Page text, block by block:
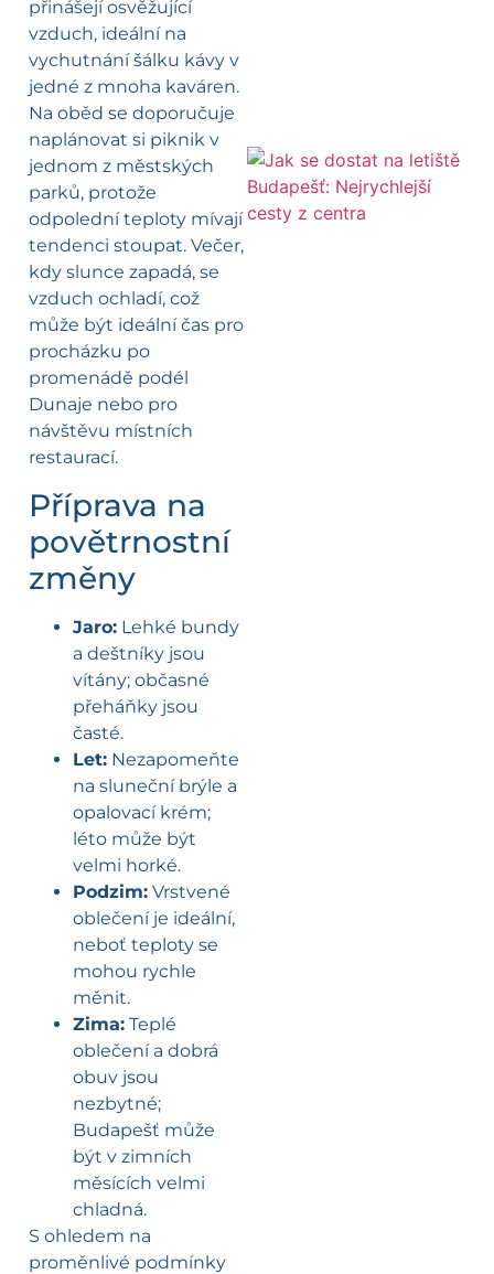
přinášejí osvěžující
vzduch, ideální na
vychutnání šálku kávy v
jedné z mnoha kaváren.
Na oběd se doporučuje
naplánovat si piknik v
jednom z městských
parků, protože
odpolední teploty mívají
tendenci stoupat. Večer,
kdy slunce zapadá, se
vzduch ochladí, což
může být ideální čas pro
procházku po
promenádě podél
Dunaje nebo pro
návštěvu místních
restaurací.
Příprava na
povětrnostní
změny
Jaro: Lehké bundy
a deštníky jsou
vítány; občasné
přeháňky jsou
časté.
Let: Nezapomeňte
na sluneční brýle a
opalovací krém;
léto může být
velmi horké.
Podzim: Vrstvené
oblečení je ideální,
neboť teploty se
mohou rychle
měnit.
Zima: Teplé
oblečení a dobrá
obuv jsou
nezbytné;
Budapešť může
být v zimních
měsících velmi
chladná.
S ohledem na
proměnlivé podmínky